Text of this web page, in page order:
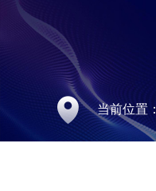
当前位置：